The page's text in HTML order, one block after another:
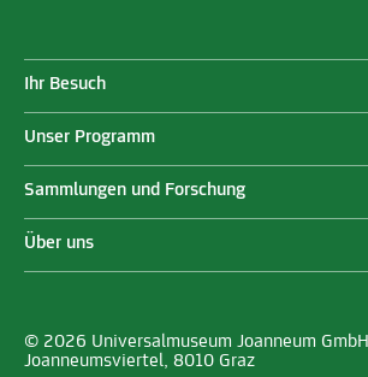
Ihr Besuch
Unser Programm
Sammlungen und Forschung
Über uns
© 2026 Universalmuseum Joanneum GmbH
Joanneumsviertel, 8010 Graz